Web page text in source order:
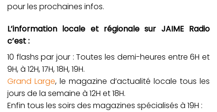
pour les prochaines infos.
L’information locale et régionale sur JAIME Radio
c’est :
10 flashs par jour : Toutes les demi-heures entre 6H et
9H, à 12H, 17H, 18H, 19H.
Grand Large, le magazine d’actualité locale tous les
jours de la semaine à 12H et 18H.
Enfin tous les soirs des magazines spécialisés à 19H :